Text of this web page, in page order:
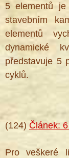
5 elementů
stavebním
elementů
dynamické
představuje 5
cyklů.
(124) Článek:
Pro veškeré